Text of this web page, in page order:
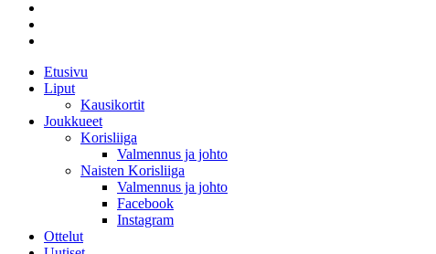
Etusivu
Liput
Kausikortit
Joukkueet
Korisliiga
Valmennus ja johto
Naisten Korisliiga
Valmennus ja johto
Facebook
Instagram
Ottelut